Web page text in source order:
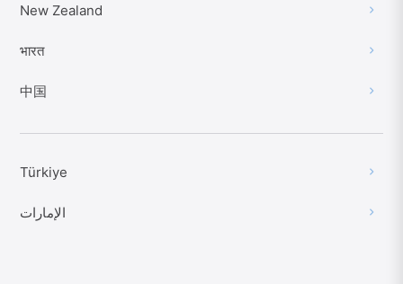
New Zealand
भारत
中国
Türkiye
الإمارات